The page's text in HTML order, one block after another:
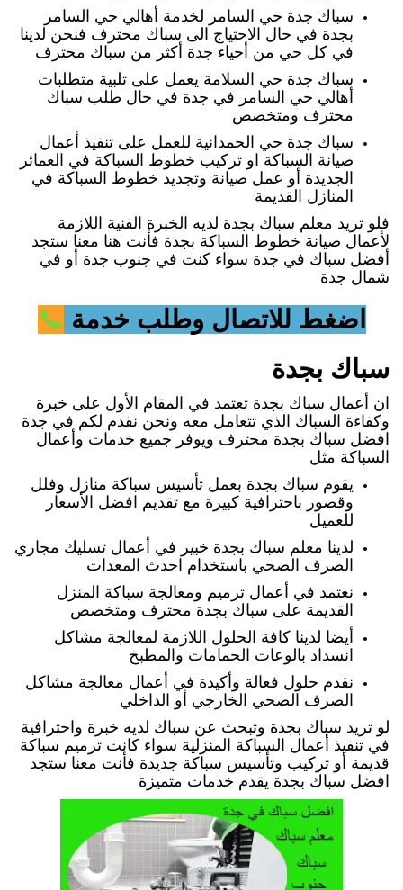
سباك جدة حي السامر لخدمة أهالي حي السامر
بجدة في حال الاحتياج الى سباك محترف فنحن لدينا
في كل حي من أحياء جدة أكثر من سباك محترف
سباك جدة حي السلامة يعمل على تلبية متطلبات
أهالي حي السامر في جدة في حال طلب سباك
محترف ومتخصص
سباك جدة حي الحمدانية للعمل على تنفيذ أعمال
صيانة السباكة او تركيب خطوط السباكة في العمائر
الجديدة أو عمل صيانة وتجديد خطوط السباكة في
المنازل القديمة
فلو تريد معلم سباك بجدة لديه الخبرة الفنية اللازمة
لأعمال صيانة خطوط السباكة بجدة فأنت هنا معنا ستجد
أفضل سباك في جدة سواء كنت في جنوب جدة أو في
شمال جدة
اضغط للاتصال وطلب خدمة 📞
سباك بجدة
ان أعمال سباك بجدة تعتمد في المقام الأول على خبرة
وكفاءة السباك الذي تتعامل معه ونحن نقدم لكم في جدة
افضل سباك بجدة محترف ويوفر جميع خدمات وأعمال
السباكة مثل
يقوم سباك بجدة بعمل تأسيس سباكة منازل وفلل
وقصور باحترافية كبيرة مع تقديم افضل الأسعار
للعميل
لدينا معلم سباك بجدة خبير في أعمال تسليك مجاري
الصرف الصحي باستخدام احدث المعدات
نعتمد في أعمال ترميم ومعالجة سباكة المنزل
القديمة على سباك بجدة محترف ومتخصص
أيضا لدينا كافة الحلول اللازمة لمعالجة مشاكل
انسداد بالوعات الحمامات والمطبخ
نقدم حلول فعالة وأكيدة في أعمال معالجة مشاكل
الصرف الصحي الخارجي أو الداخلي
لو تريد سباك بجدة وتبحث عن سباك لديه خبرة واحترافية
في تنفيذ أعمال السباكة المنزلية سواء كانت ترميم سباكة
قديمة أو تركيب وتأسيس سباكة جديدة فأنت معنا ستجد
افضل سباك بجدة يقدم خدمات متميزة